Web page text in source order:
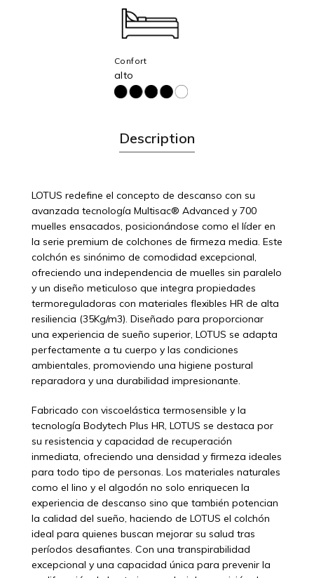
Confort
alto
Description
LOTUS redefine el concepto de descanso con su
avanzada tecnología Multisac® Advanced y 700
muelles ensacados, posicionándose como el líder en
la serie premium de colchones de firmeza media. Este
colchón es sinónimo de comodidad excepcional,
ofreciendo una independencia de muelles sin paralelo
y un diseño meticuloso que integra propiedades
termoreguladoras con materiales flexibles HR de alta
resiliencia (35Kg/m3). Diseñado para proporcionar
una experiencia de sueño superior, LOTUS se adapta
perfectamente a tu cuerpo y las condiciones
ambientales, promoviendo una higiene postural
reparadora y una durabilidad impresionante.
Fabricado con viscoelástica termosensible y la
tecnología Bodytech Plus HR, LOTUS se destaca por
su resistencia y capacidad de recuperación
inmediata, ofreciendo una densidad y firmeza ideales
para todo tipo de personas. Los materiales naturales
como el lino y el algodón no solo enriquecen la
experiencia de descanso sino que también potencian
la calidad del sueño, haciendo de LOTUS el colchón
ideal para quienes buscan mejorar su salud tras
períodos desafiantes. Con una transpirabilidad
excepcional y una capacidad única para prevenir la